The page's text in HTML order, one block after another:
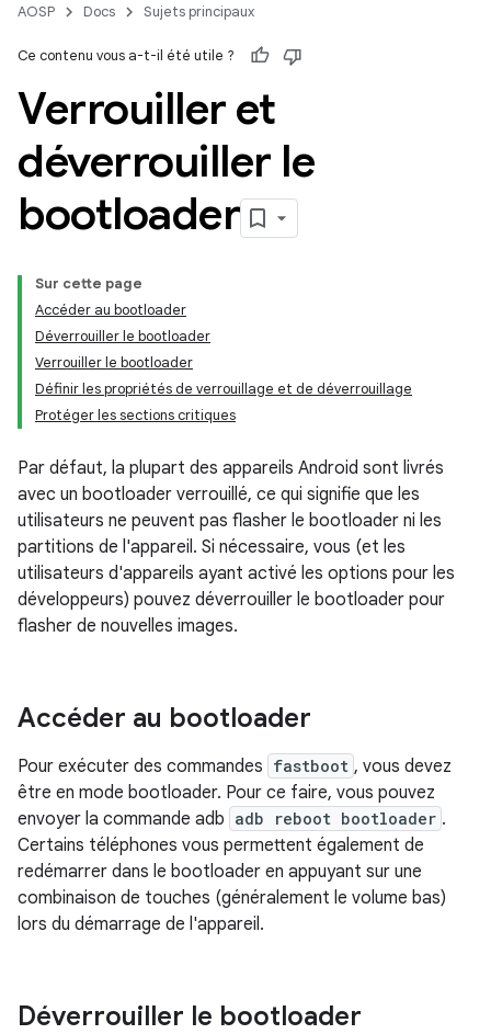
AOSP Docs Sujets principaux
Ce contenu vous a-t-il été utile ?
Verrouiller et
déverrouiller le
bootloader
Sur cette page
Accéder au bootloader
Déverrouiller le bootloader
Verrouiller le bootloader
Définir les propriétés de verrouillage et de déverrouillage
Protéger les sections critiques
Par défaut, la plupart des appareils Android sont livrés
avec un bootloader verrouillé, ce qui signifie que les
utilisateurs ne peuvent pas flasher le bootloader ni les
partitions de l'appareil. Si nécessaire, vous (et les
utilisateurs d'appareils ayant activé les options pour les
développeurs) pouvez déverrouiller le bootloader pour
flasher de nouvelles images.
Accéder au bootloader
Pour exécuter des commandes fastboot , vous devez
être en mode bootloader. Pour ce faire, vous pouvez
envoyer la commande adb adb reboot bootloader .
Certains téléphones vous permettent également de
redémarrer dans le bootloader en appuyant sur une
combinaison de touches (généralement le volume bas)
lors du démarrage de l'appareil.
Déverrouiller le bootloader